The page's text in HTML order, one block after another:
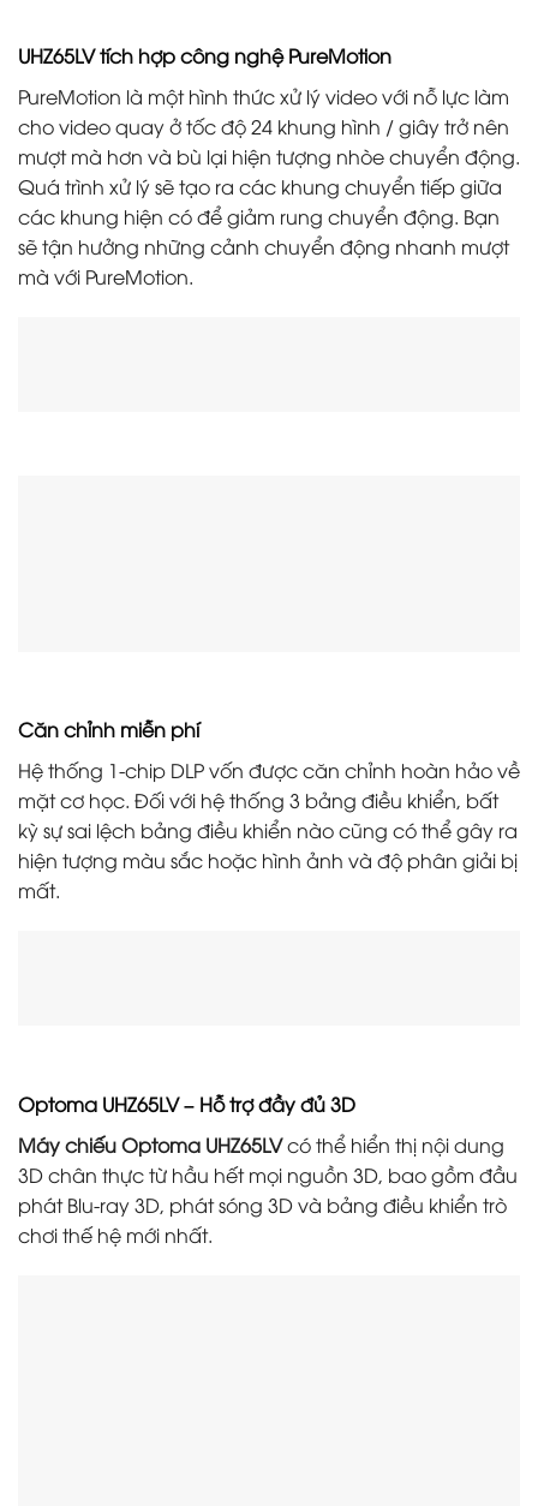
UHZ65LV tích hợp công nghệ PureMotion
PureMotion là một hình thức xử lý video với nỗ lực làm
cho video quay ở tốc độ 24 khung hình / giây trở nên
mượt mà hơn và bù lại hiện tượng nhòe chuyển động.
Quá trình xử lý sẽ tạo ra các khung chuyển tiếp giữa
các khung hiện có để giảm rung chuyển động. Bạn
sẽ tận hưởng những cảnh chuyển động nhanh mượt
mà với PureMotion.
Căn chỉnh miễn phí
Hệ thống 1-chip DLP vốn được căn chỉnh hoàn hảo về
mặt cơ học. Đối với hệ thống 3 bảng điều khiển, bất
kỳ sự sai lệch bảng điều khiển nào cũng có thể gây ra
hiện tượng màu sắc hoặc hình ảnh và độ phân giải bị
mất.
Optoma UHZ65LV – Hỗ trợ đầy đủ 3D
Máy chiếu Optoma UHZ65LVcó thể hiển thị nội dung
3D chân thực từ hầu hết mọi nguồn 3D, bao gồm đầu
phát Blu-ray 3D, phát sóng 3D và bảng điều khiển trò
chơi thế hệ mới nhất.